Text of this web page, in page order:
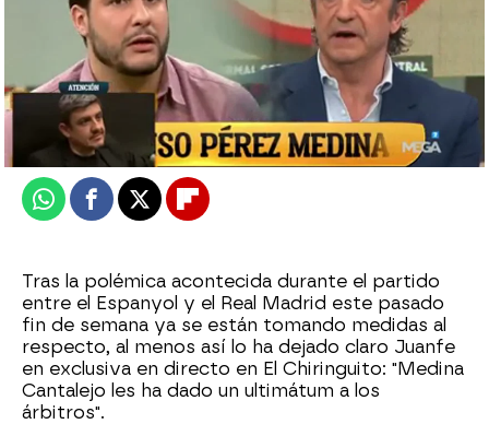
El Chiringuito
Publicado: 04 de febrero de 2025, 01:31
WhatsappFacebook
X Flipboard
Tras la polémica acontecida durante el partido
entre el Espanyol y el Real Madrid este pasado
fin de semana ya se están tomando medidas al
respecto, al menos así lo ha dejado claro Juanfe
en exclusiva en directo en El Chiringuito: "Medina
Cantalejo les ha dado un ultimátum a los
árbitros".